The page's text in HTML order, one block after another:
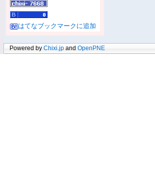
はてなブックマークに追加
Powered by Chixi.jp and OpenPNE